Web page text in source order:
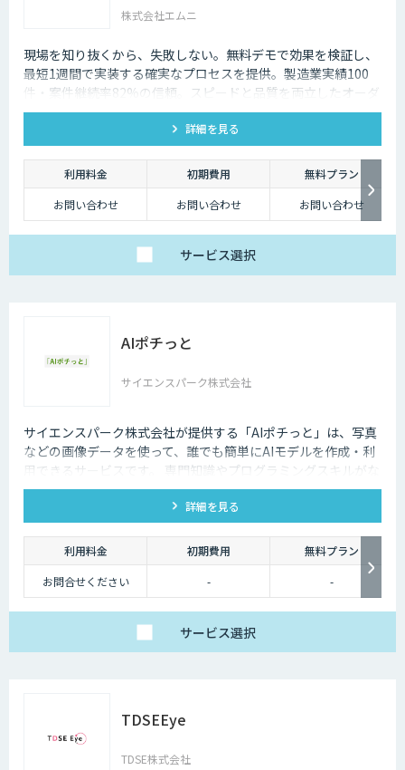
株式会社エムニ
現場を知り抜くから、失敗しない。無料デモで効果を検証し、
最短1週間で実装する確実なプロセスを提供。製造業実績100
件・案件継続率82%の信頼。スピードと品質を両立したオーダ
ーメイドAIならエムニ。
詳細を見る
利用料金 初期費用
無料プラン
お問い合わせ
お問い合わせ お問い合わせ
サービス選択
AIポチっと
サイエンスパーク株式会社
サイエンスパーク株式会社が提供する「AIポチっと」は、写真
などの画像データを使って、誰でも簡単にAIモデルを作成・利
用できるサービスです。 専門知識やプログラミングスキルがな
くても、ブラウザ上の操作だけで学習済みモデルを作成可能。
さらに、作成したAIモデルをデバイスに組み込んで現場での利
用も可能です。
詳細を見る
利用料金 初期費用
無料プラン
お問合せください
- -
サービス選択
TDSEEye
TDSE株式会社